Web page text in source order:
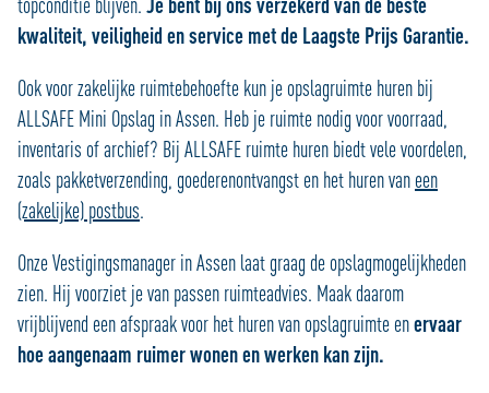
topconditie blijven. Je bent bij ons verzekerd van de beste
kwaliteit, veiligheid en service met de Laagste Prijs Garantie.
Ook voor zakelijke ruimtebehoefte kun je opslagruimte huren bij
ALLSAFE Mini Opslag in Assen. Heb je ruimte nodig voor voorraad,
inventaris of archief? Bij ALLSAFE ruimte huren biedt vele voordelen,
zoals pakketverzending, goederenontvangst en het huren vaneen
(zakelijke) postbus.
Onze Vestigingsmanager in Assen laat graag de opslagmogelijkheden
zien. Hij voorziet je van passen ruimteadvies. Maak daarom
vrijblijvend een afspraak voor het huren van opslagruimte enervaar
hoe aangenaam ruimer wonen en werken kan zijn.